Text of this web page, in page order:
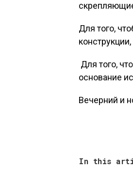
Для того,
Для того,
основание
Вечерний и
In this